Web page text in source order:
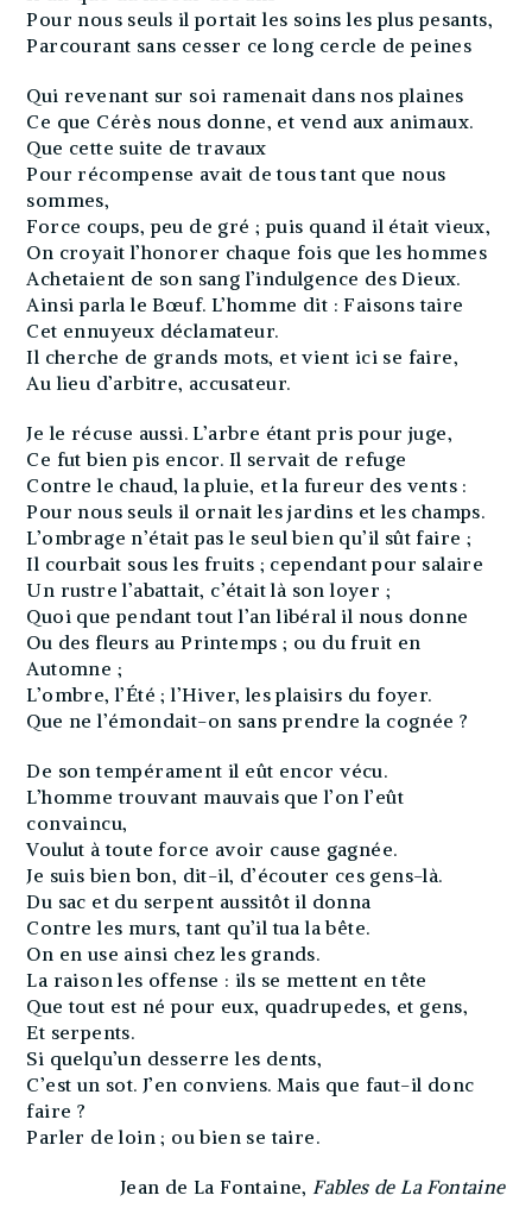
Pour nous seuls il portait les soins les plus pesants,
Parcourant sans cesser ce long cercle de peines
Qui revenant sur soi ramenait dans nos plaines
Ce que Cérès nous donne, et vend aux animaux.
Que cette suite de travaux
Pour récompense avait de tous tant que nous
sommes,
Force coups, peu de gré ; puis quand il était vieux,
On croyait l’honorer chaque fois que les hommes
Achetaient de son sang l’indulgence des Dieux.
Ainsi parla le Bœuf. L’homme dit : Faisons taire
Cet ennuyeux déclamateur.
Il cherche de grands mots, et vient ici se faire,
Au lieu d’arbitre, accusateur.
Je le récuse aussi. L’arbre étant pris pour juge,
Ce fut bien pis encor. Il servait de refuge
Contre le chaud, la pluie, et la fureur des vents :
Pour nous seuls il ornait les jardins et les champs.
L’ombrage n’était pas le seul bien qu’il sût faire ;
Il courbait sous les fruits ; cependant pour salaire
Un rustre l’abattait, c’était là son loyer ;
Quoi que pendant tout l’an libéral il nous donne
Ou des fleurs au Printemps ; ou du fruit en
Automne ;
L’ombre, l’Été ; l’Hiver, les plaisirs du foyer.
Que ne l’émondait-on sans prendre la cognée ?
De son tempérament il eût encor vécu.
L’homme trouvant mauvais que l’on l’eût
convaincu,
Voulut à toute force avoir cause gagnée.
Je suis bien bon, dit-il, d’écouter ces gens-là.
Du sac et du serpent aussitôt il donna
Contre les murs, tant qu’il tua la bête.
On en use ainsi chez les grands.
La raison les offense : ils se mettent en tête
Que tout est né pour eux, quadrupedes, et gens,
Et serpents.
Si quelqu’un desserre les dents,
C’est un sot. J’en conviens. Mais que faut-il donc
faire ?
Parler de loin ; ou bien se taire.
Jean de La Fontaine, Fables de La Fontaine